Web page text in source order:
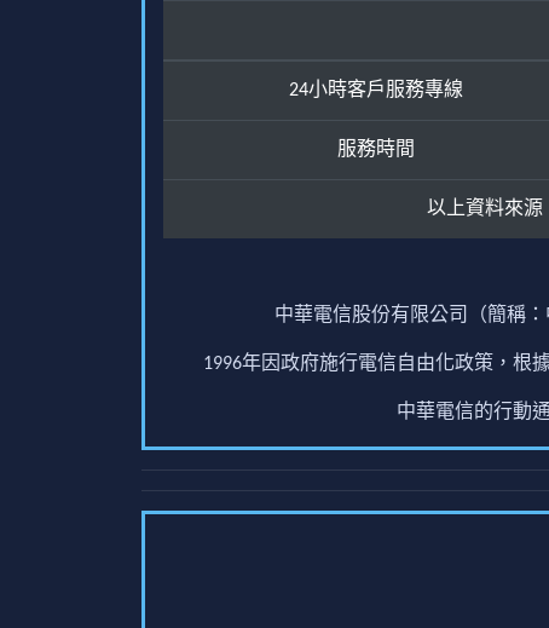
24小時客戶服務專線
服務時間
以上資料來源
中華電信股份有限公司（簡稱
1996年因政府施行電信自由化政策，根
中華電信的行動通